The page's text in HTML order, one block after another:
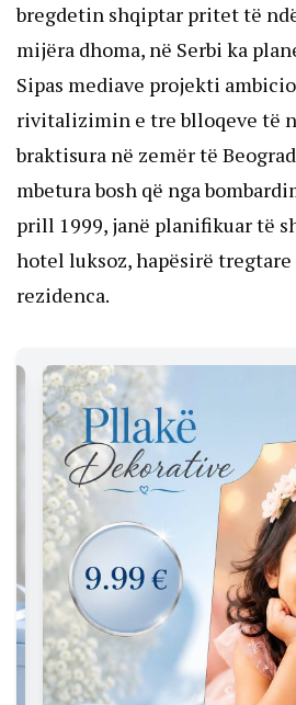
bregdetin shqiptar pritet të
mijëra dhoma, në Serbi ka
Sipas mediave projekti
rivitalizimin e tre blloqeve të
braktisura në zemër të
mbetura bosh që nga
prill 1999, janë planifikuar të
hotel luksoz, hapësirë ​​tregtare
rezidenca.